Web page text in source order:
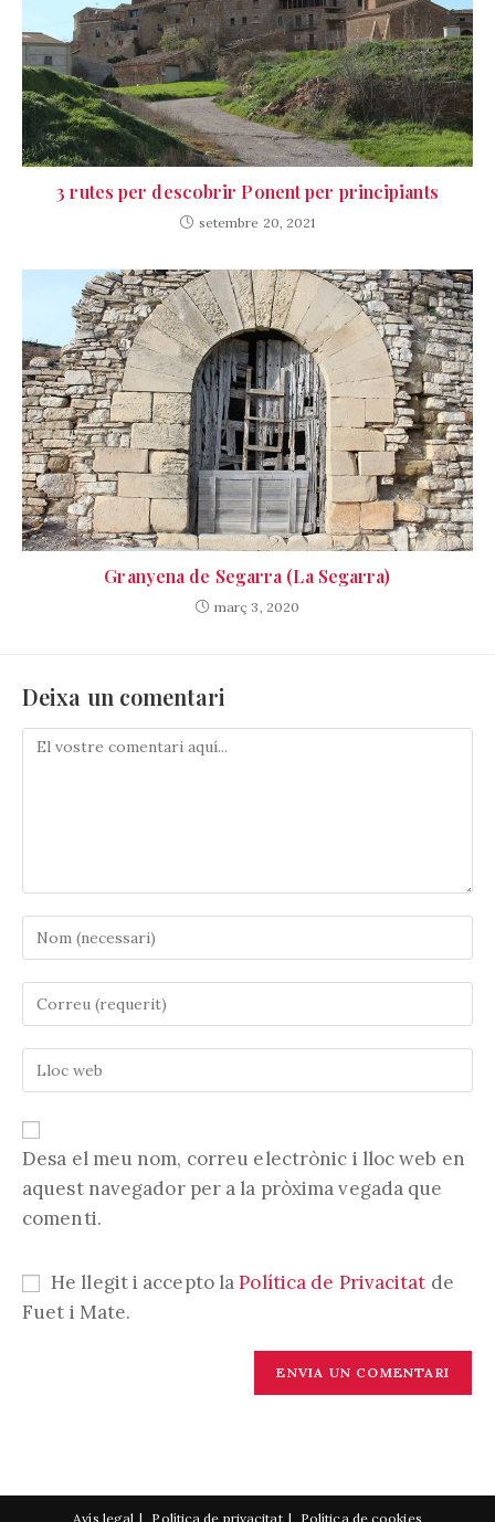
3 rutes per descobrir Ponent per principiants
setembre 20, 2021
Granyena de Segarra (La Segarra)
març 3, 2020
Deixa un comentari
Comenta
nom
o
nom
d'usuari
per
comentar
adreça
electrònica
comentar
vostra
web
(opcional)
Desa el meu nom, correu electrònic i lloc web en
aquest navegador per a la pròxima vegada que
comenti.
He llegit i accepto laPolítica de Privacitat de
Fuet i Mate.
Avís legal Política de privacitat Política de cookies